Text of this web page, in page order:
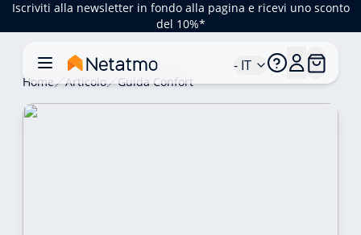
Iscriviti alla newsletter in fondo alla pagina e ricevi uno sconto
del 10%*
- IT
Home Articolo Guida Confort